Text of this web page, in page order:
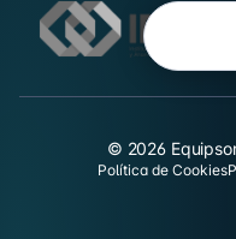
© 2026
Política de Cookies